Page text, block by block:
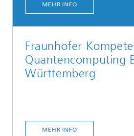
MEHR INFO
Fraunhofer
Quantencomputing
Württemberg
MEHR INFO